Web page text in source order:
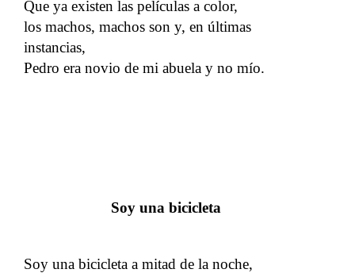
Que ya existen las películas a color,
los machos, machos son y, en últimas
instancias,
Pedro era novio de mi abuela y no mío.
Soy una bicicleta
Soy una bicicleta a mitad de la noche,